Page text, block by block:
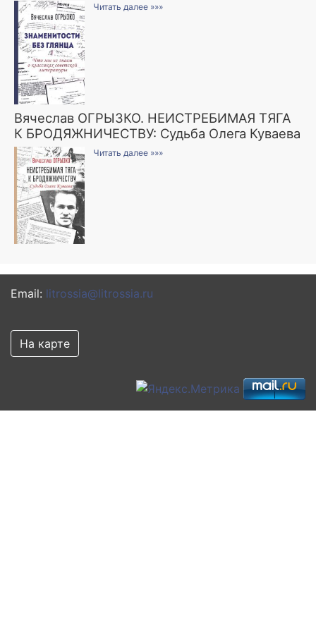
Читать далее »»»
Вячеслав ОГРЫЗКО. НЕИСТРЕБИМАЯ ТЯГА
К БРОДЯЖНИЧЕСТВУ: Судьба Олега Куваева
Читать далее »»»
Email: litrossia@litrossia.ru
На карте